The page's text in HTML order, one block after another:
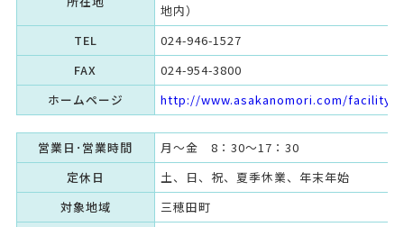
地内）
TEL
024-946-1527
FAX
024-954-3800
ホームページ
http://www.asakanomori.com/facility/
営業日･営業時間
月～金 8：30～17：30
定休日
土、日、祝、夏季休業、年末年始
対象地域
三穂田町